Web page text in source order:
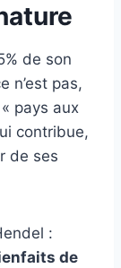
de son
n’est pas,
pays aux
contribue,
de ses
:
de